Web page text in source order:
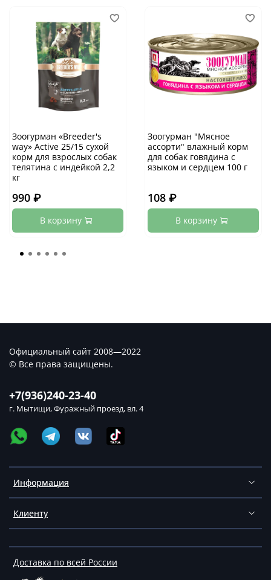
Зоогурман «Breeder's
way» Active 25/15 сухой
корм для взрослых собак
телятина с индейкой 2,2
кг
990 ₽
В корзину
Зоогурман "Мясное
ассорти" влажный корм
для собак говядина с
языком и сердцем 100 г
108 ₽
В корзину
Информация
Клиенту
Доставка по всей России
+7(936)240-23-40
г. Мытищи, Фуражный проезд, вл. 4
Официальный сайт 2008—2022
© Все права защищены.